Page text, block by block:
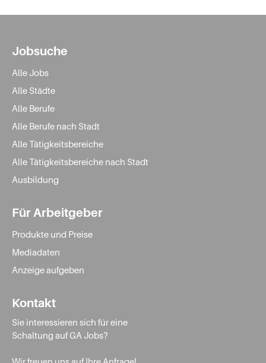
Jobsuche
Alle Jobs
Alle Städte
Alle Berufe
Alle Berufe nach Stadt
Alle Tätigkeitsbereiche
Alle Tätigkeitsbereiche nach Stadt
Ausbildung
Für Arbeitgeber
Produkte und Preise
Mediadaten
Anzeige aufgeben
Kontakt
Sie interessieren sich für eine
Schaltung auf GA Jobs?